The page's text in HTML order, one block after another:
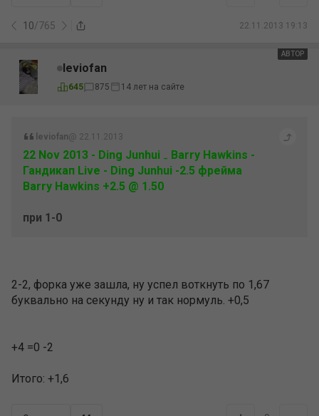
10/765 22.11.2013 19:13
АВТОР
leviofan
645 875 14 лет на сайте
leviofan@ 22.11.2013
22 Nov 2013 - Ding Junhui ₋ Barry Hawkins -
Гандикап Live - Ding Junhui -2.5 фрейма
Barry Hawkins +2.5 @ 1.50
при 1-0
2-2, форка уже зашла, ну успел воткнуть по 1,67
буквально на секунду ну и так нормуль. +0,5
+4 =0 -2
Итого: +1,6